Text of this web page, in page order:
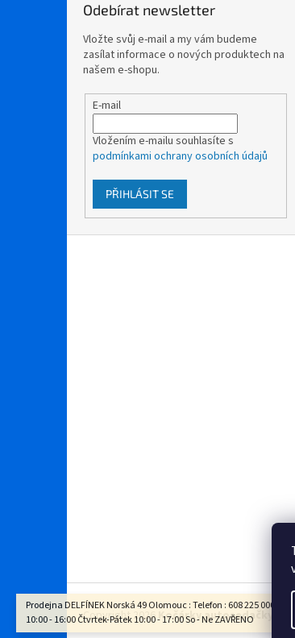
Prodejna DELFÍNEK Norská 49 Olomouc : Telefon : 608 225 000
10:00 - 16:00 Čtvrtek-Pátek 10:00 - 17:00 So - Ne ZAVŘENO
Odebírat newsletter
Vložte svůj e-mail a my vám budeme
zasílat informace o nových produktech na
našem e-shopu.
E-mail
Vložením e-mailu souhlasíte s
podmínkami ochrany osobních údajů
PŘIHLÁSIT SE
Copyright 2026 Kočárky autosedačky